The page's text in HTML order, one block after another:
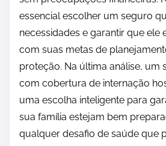
essencial escolher um seguro
necessidades e garantir que ele
com suas metas de
proteção. Na última análise, um
com cobertura de internação
uma escolha inteligente para
sua família estejam bem
qualquer desafio de saúde que